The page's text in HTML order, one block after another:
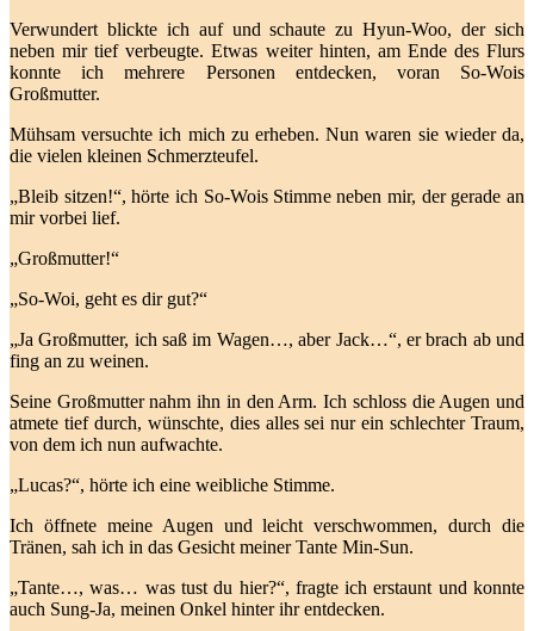
Verwundert blickte ich auf und schaute zu Hyun-Woo, der sich
neben mir tief verbeugte. Etwas weiter hinten, am Ende des Flurs
konnte ich mehrere Personen entdecken, voran So-Wois
Großmutter.
Mühsam versuchte ich mich zu erheben. Nun waren sie wieder da,
die vielen kleinen Schmerzteufel.
„Bleib sitzen!“, hörte ich So-Wois Stimme neben mir, der gerade an
mir vorbei lief.
„Großmutter!“
„So-Woi, geht es dir gut?“
„Ja Großmutter, ich saß im Wagen…, aber Jack…“, er brach ab und
fing an zu weinen.
Seine Großmutter nahm ihn in den Arm. Ich schloss die Augen und
atmete tief durch, wünschte, dies alles sei nur ein schlechter Traum,
von dem ich nun aufwachte.
„Lucas?“, hörte ich eine weibliche Stimme.
Ich öffnete meine Augen und leicht verschwommen, durch die
Tränen, sah ich in das Gesicht meiner Tante Min-Sun.
„Tante…, was… was tust du hier?“, fragte ich erstaunt und konnte
auch Sung-Ja, meinen Onkel hinter ihr entdecken.